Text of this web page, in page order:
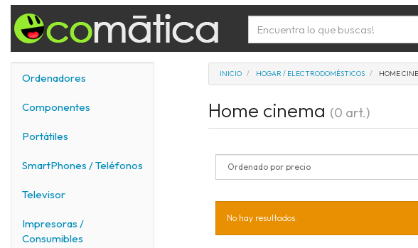
Ordenadores
Componentes
Portátiles
SmartPhones / Teléfonos
Televisor
Impresoras /
Consumibles
INICIO HOGAR / ELECTRODOMÉSTICOS HOME
Home cinema (0 art.)
No hay resultados.